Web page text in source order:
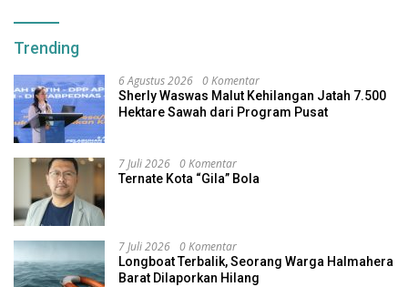
Trending
6 Agustus 2026 0 Komentar
Sherly Waswas Malut Kehilangan Jatah 7.500
Hektare Sawah dari Program Pusat
7 Juli 2026 0 Komentar
Ternate Kota “Gila” Bola
7 Juli 2026 0 Komentar
Longboat Terbalik, Seorang Warga Halmahera
Barat Dilaporkan Hilang